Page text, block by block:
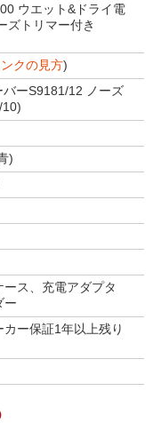
ウエット&ドライ電
ズトリマー付き
クの見方)
ーS9181/12 ノーズ
10)
)
ース、充電アダプタ
ー
ー保証1年以上残り